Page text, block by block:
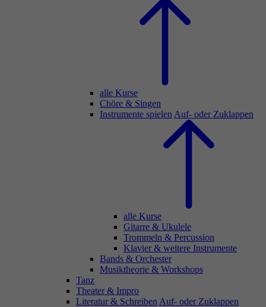
alle Kurse
Chöre & Singen
Instrumente spielen Auf- oder Zuklappen
alle Kurse
Gitarre & Ukulele
Trommeln & Percussion
Klavier & weitere Instrumente
Bands & Orchester
Musiktheorie & Workshops
Tanz
Theater & Impro
Literatur & Schreiben Auf- oder Zuklappen